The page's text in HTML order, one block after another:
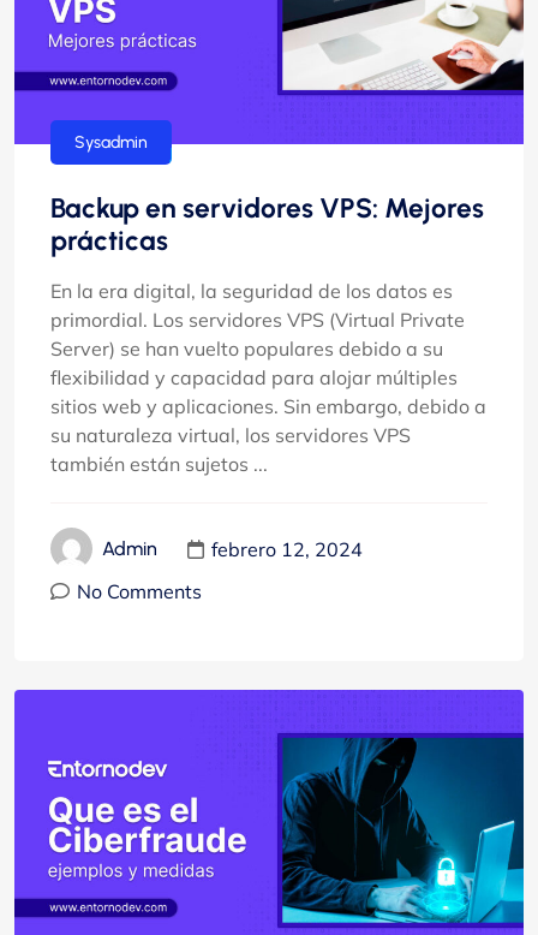
Sysadmin
Backup en servidores VPS: Mejores
prácticas
En la era digital, la seguridad de los datos es
primordial. Los servidores VPS (Virtual Private
Server) se han vuelto populares debido a su
flexibilidad y capacidad para alojar múltiples
sitios web y aplicaciones. Sin embargo, debido a
su naturaleza virtual, los servidores VPS
también están sujetos ...
Admin
febrero 12, 2024
No Comments